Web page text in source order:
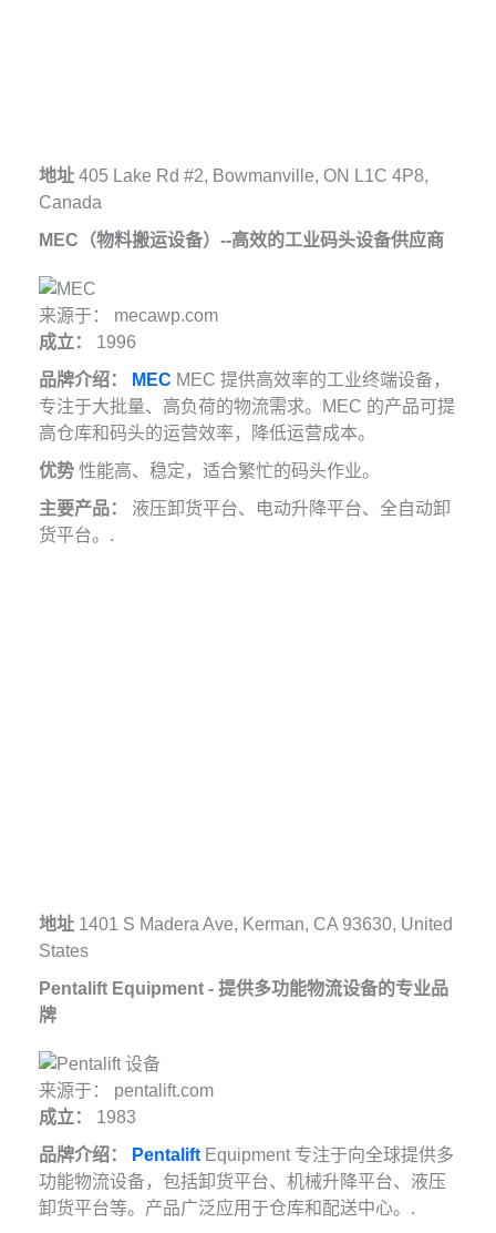
地址 405 Lake Rd #2, Bowmanville, ON L1C 4P8,
Canada
MEC（物料搬运设备）--高效的工业码头设备供应商
来源于： mecawp.com
成立：
1996
品牌介绍：
MEC MEC 提供高效率的工业终端设备，
专注于大批量、高负荷的物流需求。MEC 的产品可提
高仓库和码头的运营效率，降低运营成本。
优势性能高、稳定，适合繁忙的码头作业。
主要产品：
液压卸货平台、电动升降平台、全自动卸
货平台。.
地址 1401 S Madera Ave, Kerman, CA 93630, United
States
Pentalift Equipment - 提供多功能物流设备的专业品
牌
来源于： pentalift.com
成立：
1983
品牌介绍：
PentaliftEquipment 专注于向全球提供多
功能物流设备，包括卸货平台、机械升降平台、液压
卸货平台等。产品广泛应用于仓库和配送中心。.